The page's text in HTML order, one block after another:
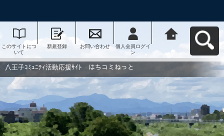
このサイトにつ
いて
新規登録 お問い合わせ
個人会員ログイ
ン
動応援ｻｲﾄ はち
コミねっとへ戻
八王子ｺﾐｭﾆﾃｨ活動応援ｻｲﾄ はちコミねっと